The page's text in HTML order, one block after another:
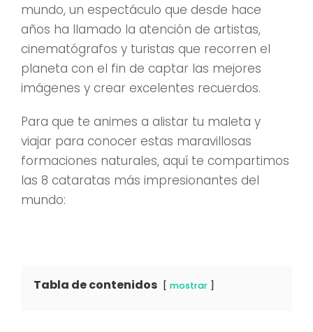
mundo, un espectáculo que desde hace
años ha llamado la atención de artistas,
cinematógrafos y turistas que recorren el
planeta con el fin de captar las mejores
imágenes y crear excelentes recuerdos.
Para que te animes a alistar tu maleta y
viajar para conocer estas maravillosas
formaciones naturales, aquí te compartimos
las 8 cataratas más impresionantes del
mundo:
Tabla de contenidos mostrar